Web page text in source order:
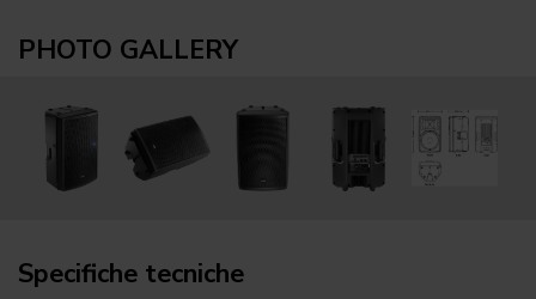
PHOTO GALLERY
Specifiche tecniche